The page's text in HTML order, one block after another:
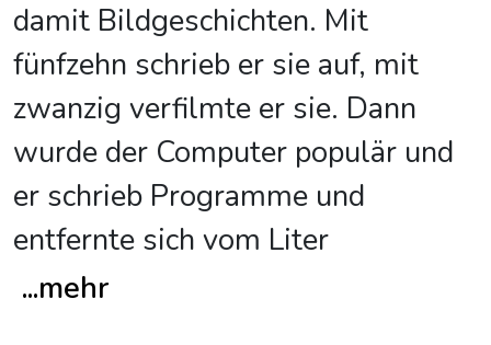
damit Bildgeschichten. Mit
fünfzehn schrieb er sie auf, mit
zwanzig verfilmte er sie. Dann
wurde der Computer populär und
er schrieb Programme und
entfernte sich vom Liter
...mehr